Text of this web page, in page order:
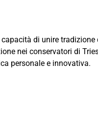
di unire
nei conservatori di
personale e innovativa.